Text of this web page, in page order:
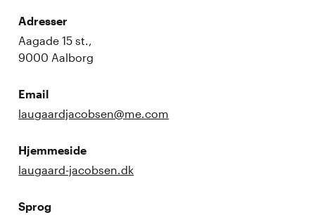
Adresser
Aagade 15 st.,
9000 Aalborg
Email
laugaardjacobsen@me.com
Hjemmeside
laugaard-jacobsen.dk
Sprog